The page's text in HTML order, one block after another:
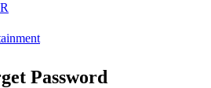
Password